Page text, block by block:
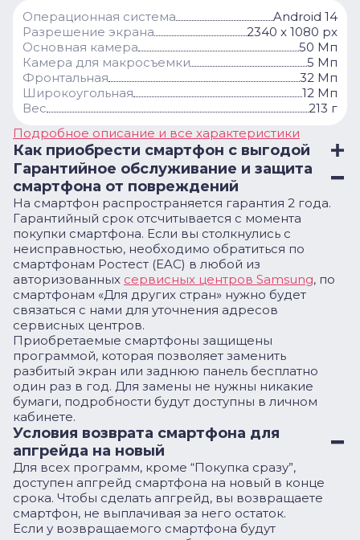
Операционная система
Android 14
Разрешение экрана
2340 x 1080 px
Основная камера
50 Мп
Камера для макросъемки
5 Мп
Фронтальная
32 Мп
Широкоугольная
12 Мп
Вес
213 г
Подробное описание и все характеристики
Как приобрести смартфон с выгодой
Гарантийное обслуживание и защита
смартфона от повреждений
На смартфон распространяется гарантия 2 года.
Гарантийный срок отсчитывается с момента
покупки смартфона. Если вы столкнулись с
неисправностью, необходимо обратиться по
смартфонам Ростест (EAC) в любой из
авторизованных сервисных центров Samsung, по
смартфонам «Для других стран» нужно будет
связаться с нами для уточнения адресов
сервисных центров.
Приобретаемые смартфоны защищены
программой, которая позволяет заменить
разбитый экран или заднюю панель бесплатно
один раз в год. Для замены не нужны никакие
бумаги, подробности будут доступны в личном
кабинете.
Условия возврата смартфона для
апгрейда на новый
Для всех программ, кроме “Покупка сразу”,
доступен апгрейд смартфона на новый в конце
срока. Чтобы сделать апгрейд, вы возвращаете
смартфон, не выплачивая за него остаток.
Если у возвращаемого смартфона будут